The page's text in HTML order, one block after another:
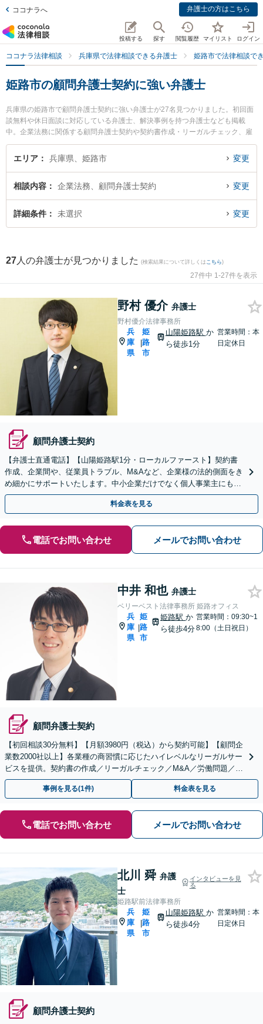
ココナラへ 弁護士の方はこちら
投稿する 探す 閲覧履歴 マイリスト ログイン
ココナラ法律相談 兵庫県で法律相談できる弁護士 姫路市で法律相談で
姫路市の顧問弁護士契約に強い弁護士
兵庫県の姫路市で顧問弁護士契約に強い弁護士が27名見つかりました。初回面
談無料や休日面談に対応している弁護士、解決事例を持つ弁護士なども掲載
中。企業法務に関係する顧問弁護士契約や契約書作成・リーガルチェック、雇
用契約書・就業規則作成等の細かな分野での絞り込み検索もでき便利です。特
に野村優介法律事務所の野村 優介弁護士やベリーベスト法律事務所 姫路オフィ
た顧問弁護士契約のトラブルを今すぐに弁護士に相談したい』『顧問弁護士契
約のトラブル解決の実績豊富な近くの弁護士を検索したい』『初回相談無料で
顧問弁護士契約を法律相談できる姫路市内の弁護士に相談予約したい』などで
エリア 兵庫県、姫路市 変更
相談内容 企業法務、顧問弁護士契約 変更
詳細条件 未選択 変更
27 人の弁護士が見つかりました (検索結果について詳しくは こちら)
27件中 1-27件を表示
野村 優介 弁護士
野村優介法律事務所
兵
庫
県
|
姫
路
市
山陽姫路駅 か
ら徒歩1分
営業時間：本
日定休日
顧問弁護士契約
【弁護士直通電話】【山陽姫路駅1分・ローカルファースト】契約書
作成、企業間や、従業員トラブル、M&Aなど、企業様の法的側面をき
め細かにサポートいたします。中小企業だけでなく個人事業主にも対
応いたします。【土日祝対応可】【電話相談可】
料金表を見る
電話でお問い合わせ メールでお問い合わせ
中井 和也 弁護士
ベリーベスト法律事務所 姫路オフィス
兵
庫
県
|
姫
路
市
姫路駅か
ら徒歩4分
営業時間：09:30~1
8:00（土日祝日）
顧問弁護士契約
【初回相談30分無料】【月額3980円（税込）から契約可能】【顧問企
業数2000社以上】各業種の商習慣に応じたハイレベルなリーガルサー
ビスを提供。契約書の作成／リーガルチェック／M&A／労働問題／知
的財産等、お任せください【他士業連携可能】
事例を見る(1件) 料金表を見る
電話でお問い合わせ メールでお問い合わせ
北川 舜 弁護
士
インタビューを見
る
姫路駅前法律事務所
兵
庫
県
|
姫
路
市
山陽姫路駅 か
ら徒歩4分
営業時間：本
日定休日
顧問弁護士契約